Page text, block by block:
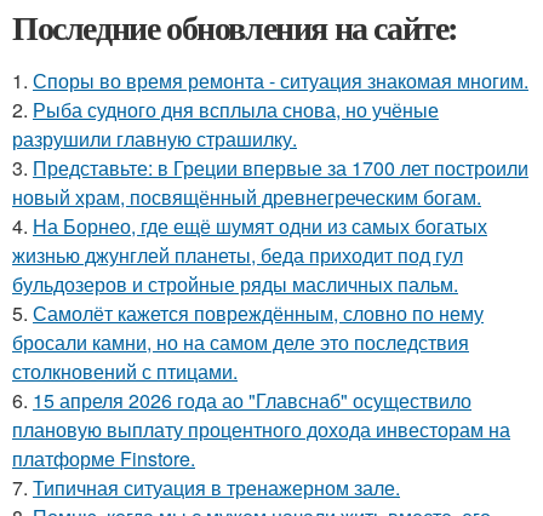
Последние обновления на сайте:
1. Споры во время ремонта - ситуация знакомая многим.
2. Рыба судного дня всплыла снова, но учёные
разрушили главную страшилку.
3. Представьте: в Греции впервые за 1700 лет построили
новый храм, посвящённый древнегреческим богам.
4. На Борнео, где ещё шумят одни из самых богатых
жизнью джунглей планеты, беда приходит под гул
бульдозеров и стройные ряды масличных пальм.
5. Самолёт кажется повреждённым, словно по нему
бросали камни, но на самом деле это последствия
столкновений с птицами.
6. 15 апреля 2026 года ао "Главснаб" осуществило
плановую выплату процентного дохода инвесторам на
платформе Finstore.
7. Типичная ситуация в тренажерном зале.